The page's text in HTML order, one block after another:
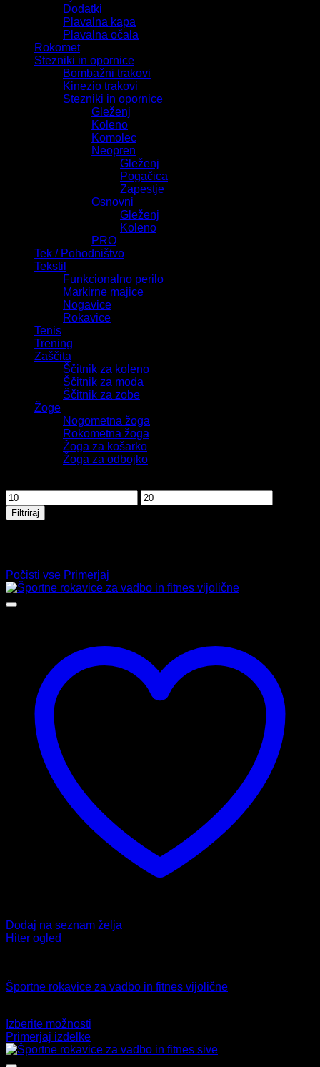
Dodatki
Plavalna kapa
Plavalna očala
Rokomet
Stezniki in opornice
Bombažni trakovi
Kinezio trakovi
Stezniki in opornice
Gleženj
Koleno
Komolec
Neopren
Gleženj
Pogačica
Zapestje
Osnovni
Gleženj
Koleno
PRO
Tek / Pohodništvo
Tekstil
Funkcionalno perilo
Markirne majice
Nogavice
Rokavice
Tenis
Trening
Zaščita
Ščitnik za koleno
Ščitnik za moda
Ščitnik za zobe
Žoge
Nogometna žoga
Rokometna žoga
Žoga za košarko
Žoga za odbojko
Min
cena
Max
cena
Filtriraj
Počisti vse Primerjaj
Dodaj na seznam želja
Hiter ogled
Športne rokavice za vadbo in fitnes vijolične
Izberite možnosti
Ta
izdelek
ima
Primerjaj izdelke